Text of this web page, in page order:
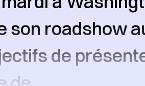
son roadshow
de